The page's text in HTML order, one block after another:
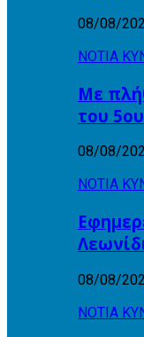
08/08/
ΝΟΤΙΑ
Με
του
08/08/
ΝΟΤΙΑ
08/08/
ΝΟΤΙΑ